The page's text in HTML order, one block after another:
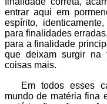
entrar aqui em
espírito,
para finalidades
para a finalidade
que deixam surgir na
coisas mais.
Em todos esses
mundo de matéria fina